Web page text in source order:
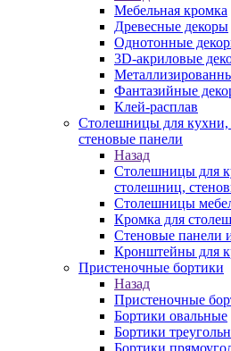
Мебельная кромка
Древесные декоры
Однотонные
3D-акриловые
Фантазийные
Клей-расплав
Столешницы для кухни,
стеновые панели
Назад
Столешницы для
столешниц,
Столешницы
Кромка для
Стеновые
Кронштейны для
Пристеночные бортики
Назад
Пристеночные
Бортики овальные
Бортики
Бортики